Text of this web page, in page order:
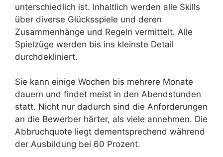
unterschiedlich ist. Inhaltlich werden alle Skills
über diverse Glücksspiele und deren
Zusammenhänge und Regeln vermittelt. Alle
Spielzüge werden bis ins kleinste Detail
durchdekliniert.
Sie kann einige Wochen bis mehrere Monate
dauern und findet meist in den Abendstunden
statt. Nicht nur dadurch sind die Anforderungen
an die Bewerber härter, als viele annehmen. Die
Abbruchquote liegt dementsprechend während
der Ausbildung bei 60 Prozent.